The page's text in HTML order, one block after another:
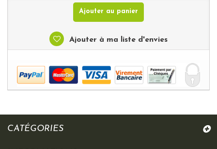
Ajouter au panier
Ajouter à ma liste d'envies
CATÉGORIES